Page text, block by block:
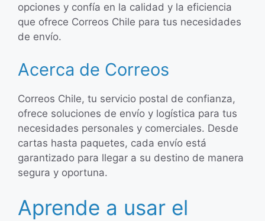
opciones y confía en la calidad y la eficiencia
que ofrece Correos Chile para tus necesidades
de envío.
Acerca de Correos
Correos Chile, tu servicio postal de confianza,
ofrece soluciones de envío y logística para tus
necesidades personales y comerciales. Desde
cartas hasta paquetes, cada envío está
garantizado para llegar a su destino de manera
segura y oportuna.
Aprende a usar el